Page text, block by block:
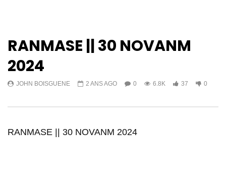
RANMASE || 30 NOVANM
2024
JOHN BOISGUENE 2 ANS AGO 0 6.8K 37 0
RANMASE || 30 NOVANM 2024